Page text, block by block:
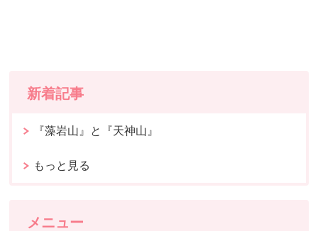
新着記事
『藻岩山』と『天神山』
もっと見る
メニュー